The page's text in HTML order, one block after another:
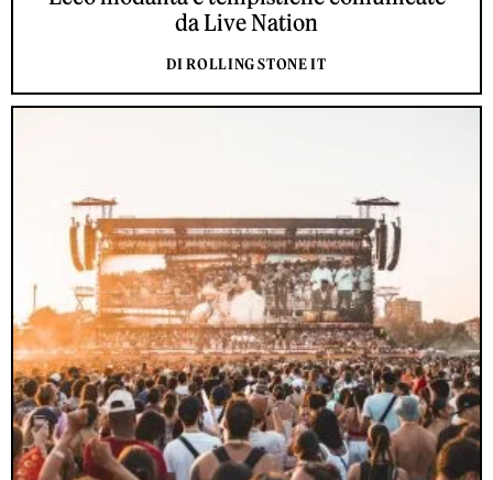
da Live Nation
DI ROLLING STONE IT